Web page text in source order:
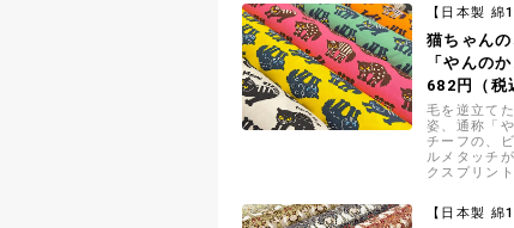
【日本製 綿
猫ちゃん
「やんの
682円（税
毛を逆立て
姿、通称「
チーフの、
ルメタッチ
クスプリン
【日本製 綿